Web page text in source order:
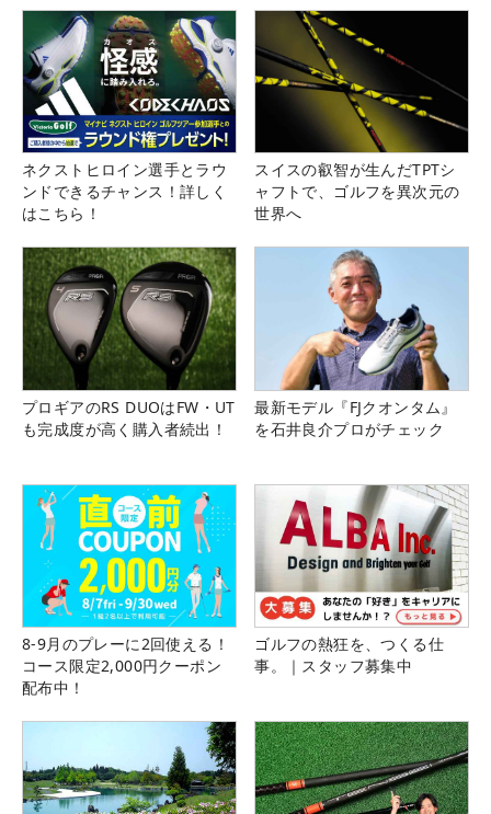
ネクストヒロイン選手とラウ
ンドできるチャンス！詳しく
はこちら！
スイスの叡智が生んだTPTシ
ャフトで、ゴルフを異次元の
世界へ
プロギアのRS DUOはFW・UT
も完成度が高く購入者続出！
最新モデル『FJクオンタム』
を石井良介プロがチェック
8-9月のプレーに2回使える！
コース限定2,000円クーポン
配布中！
ゴルフの熱狂を、つくる仕
事。｜スタッフ募集中